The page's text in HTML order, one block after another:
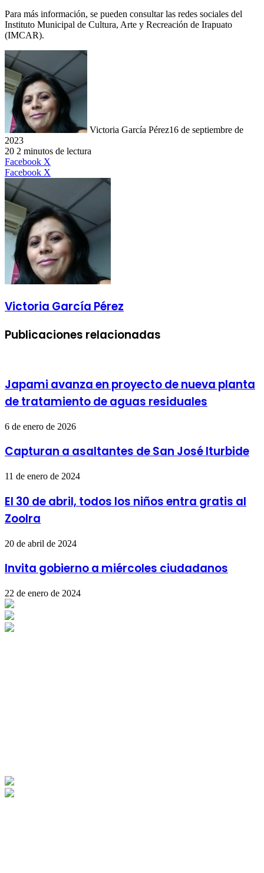
Para más información, se pueden consultar las redes sociales del
Instituto Municipal de Cultura, Arte y Recreación de Irapuato
(IMCAR).
Victoria García Pérez16 de septiembre de
2023
20 2 minutos de lectura
Facebook X
Facebook X
electrónico
Victoria García Pérez
Publicaciones relacionadas
Japami avanza en proyecto de nueva planta
de tratamiento de aguas residuales
6 de enero de 2026
Capturan a asaltantes de San José Iturbide
11 de enero de 2024
El 30 de abril, todos los niños entra gratis al
ZooIra
20 de abril de 2024
Invita gobierno a miércoles ciudadanos
22 de enero de 2024